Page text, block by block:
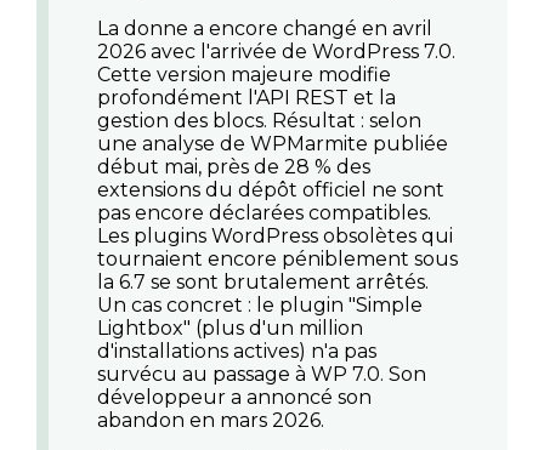
La donne a encore changé en avril
2026 avec l'arrivée de WordPress 7.0.
Cette version majeure modifie
profondément l'API REST et la
gestion des blocs. Résultat : selon
une analyse de WPMarmite publiée
début mai, près de 28 % des
extensions du dépôt officiel ne sont
pas encore déclarées compatibles.
Les plugins WordPress obsolètes qui
tournaient encore péniblement sous
la 6.7 se sont brutalement arrêtés.
Un cas concret : le plugin "Simple
Lightbox" (plus d'un million
d'installations actives) n'a pas
survécu au passage à WP 7.0. Son
développeur a annoncé son
abandon en mars 2026.